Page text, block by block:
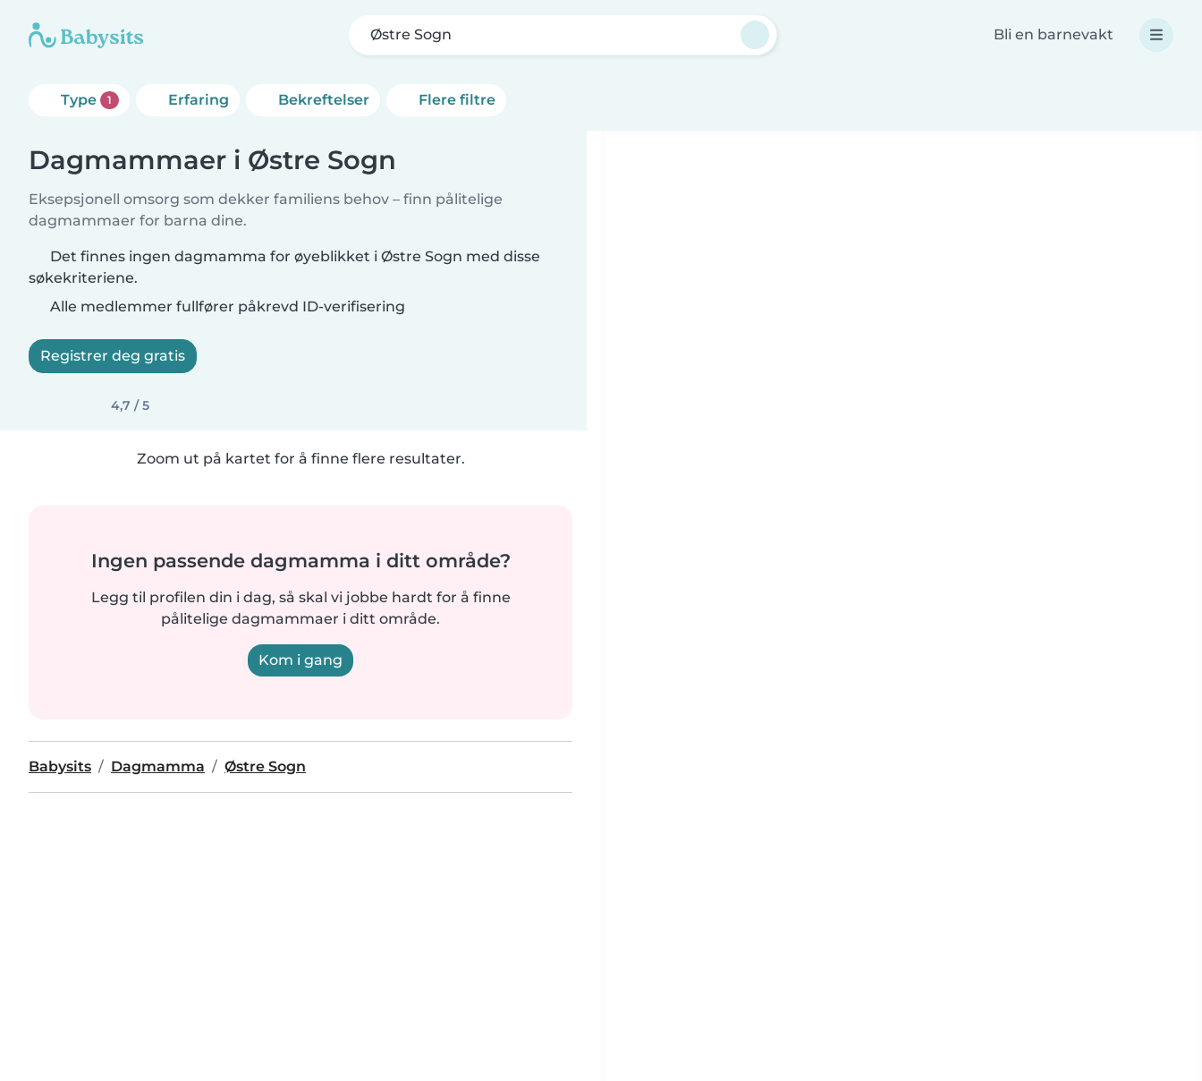
Østre Sogn Bli en barnevakt
Type 1 Erfaring Bekreftelser Flere filtre
Dagmammaer i Østre Sogn
Eksepsjonell omsorg som dekker familiens behov – finn pålitelige
dagmammaer for barna dine.
Det finnes ingen dagmamma for øyeblikket i Østre Sogn med disse
søkekriteriene.
Alle medlemmer fullfører påkrevd ID-verifisering
Registrer deg gratis
4,7 / 5
Zoom ut på kartet for å finne flere resultater.
Ingen passende dagmamma i ditt område?
Legg til profilen din i dag, så skal vi jobbe hardt for å finne
pålitelige dagmammaer i ditt område.
Kom i gang
Babysits Dagmamma Østre Sogn